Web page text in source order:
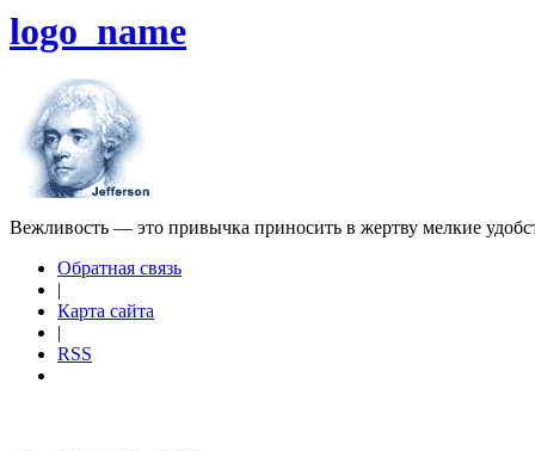
logo_name
Вежливость — это привычка приносить в жертву мелкие
Обратная связь
|
Карта сайта
|
RSS